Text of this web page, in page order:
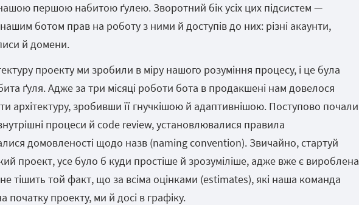
першою набитою ґулею. Зворотний бік усіх цих підсистем —
ботом прав на роботу з ними й доступів до них: різні акаунти,
й домени.
проекту ми зробили в міру нашого розуміння процесу, і це була
ґуля. Адже за три місяці роботи бота в продакшені нам довелося
архітектуру, зробивши її гнучкішою й адаптивнішою. Поступово почали
процеси й code review, установлювалися правила
домовленості щодо назв (naming convention). Звичайно, стартуй
проект, усе було б куди простіше й зрозуміліше, адже вже є вироблена
тішить той факт, що за всіма оцінками (estimates), які наша команда
початку проекту, ми й досі в графіку.